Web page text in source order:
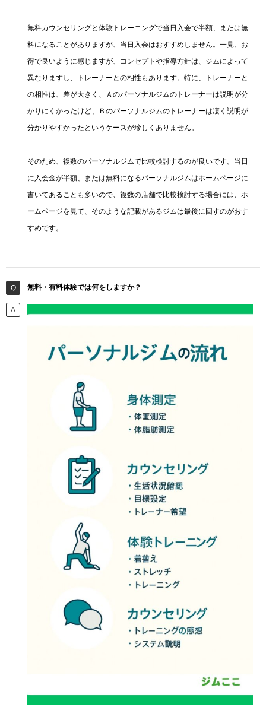
無料カウンセリングと体験トレーニングで当日入会で半額、または無
料になることがありますが、当日入会はおすすめしません。一見、お
得で良いように感じますが、コンセプトや指導方針は、ジムによって
異なりますし、トレーナーとの相性もあります。特に、トレーナーと
の相性は、差が大きく、Ａのパーソナルジムのトレーナーは説明が分
かりにくかったけど、Ｂのパーソナルジムのトレーナーは凄く説明が
分かりやすかったというケースが珍しくありません。
そのため、複数のパーソナルジムで比較検討するのが良いです。当日
に入会金が半額、または無料になるパーソナルジムはホームページに
書いてあることも多いので、複数の店舗で比較検討する場合には、ホ
ームページを見て、そのような記載があるジムは最後に回すのがおす
すめです。
無料・有料体験では何をしますか？